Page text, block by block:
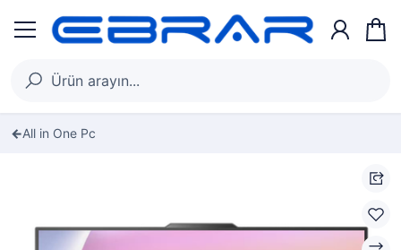
All in One Pc